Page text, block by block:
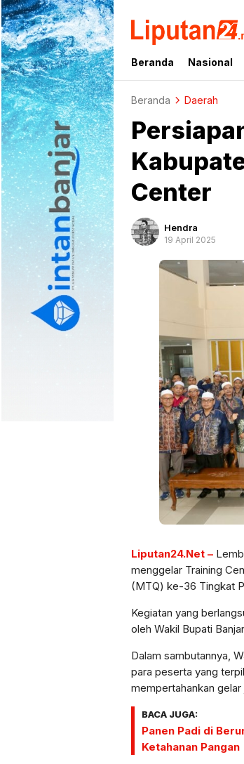
liputan24.net
Beranda Nasional
Beranda Daerah
Center
Hendra
19 April 2025
Liputan24.Net –
menggelar Training
(MTQ) ke-36 Tingkat
Kegiatan yang
oleh Wakil Bupati
Dalam sambutannya,
para peserta yang
mempertahankan gelar
BACA JUGA:
Panen Padi di
Ketahanan Pangan